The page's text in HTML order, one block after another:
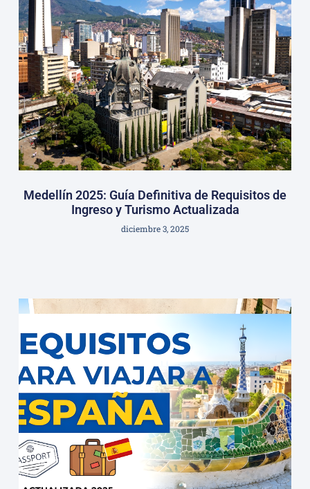
Medellín 2025: Guía Definitiva de Requisitos de
Ingreso y Turismo Actualizada
diciembre 3, 2025